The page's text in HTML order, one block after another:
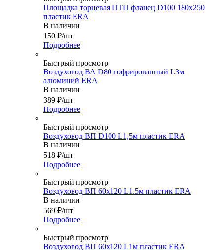
Площадка торцевая ПТП фланец D100 180х250
пластик ERA
В наличии
150 ₽/шт
Подробнее
Быстрый просмотр
Воздуховод ВА D80 гофрированный L3м
алюминий ERA
В наличии
389 ₽/шт
Подробнее
Быстрый просмотр
Воздуховод ВП D100 L1,5м пластик ERA
В наличии
518 ₽/шт
Подробнее
Быстрый просмотр
Воздуховод ВП 60х120 L1.5м пластик ERA
В наличии
569 ₽/шт
Подробнее
Быстрый просмотр
Воздуховод ВП 60х120 L1м пластик ERA